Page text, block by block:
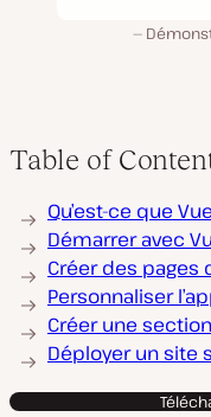
Table of
Qu’est-ce que
Démarrer avec
Créer des
Personnaliser
Créer une
Déployer un site